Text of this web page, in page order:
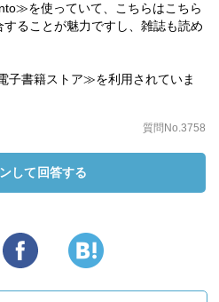
を使っていて、こちらはこちら
ることが魅力ですし、雑誌も読め
子書籍ストア≫を利用されていま
質問No.3758
して回答する